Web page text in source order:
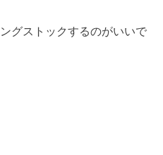
グストックするのがいいで